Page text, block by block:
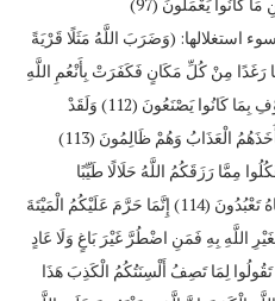
سوء استغلالها: (وَضَرَبَ اللَّهُ مَثَلًا قَرْيَةً
رَغَدًا مِنْ كُلِّ مَكَانٍ فَكَفَرَتْ بِأَنْعُمِ اللَّهِ
فَأَذَاقَهَا اللَّهُ لِبَاسَ الْجُوعِ وَالْخَوْفِ بِمَا كَانُوا يَصْنَعُونَ (112) وَلَقَدْ
الْعَذَابُ وَهُمْ ظَالِمُونَ (113)
مِمَّا رَزَقَكُمُ اللَّهُ حَلَالًا طَيِّبًا
وَاشْكُرُوا نِعْمَةَ اللَّهِ إِنْ كُنْتُمْ إِيَّاهُ تَعْبُدُونَ (114) إِنَّمَا حَرَّمَ عَلَيْكُمُ الْمَيْتَةَ
اللَّهِ بِهِ فَمَنِ اضْطُرَّ غَيْرَ بَاغٍ وَلَا عَادٍ
غَفُورٌ رَحِيمٌ (115) وَلَا تَقُولُوا لِمَا تَصِفُ أَلْسِنَتُكُمُ الْكَذِبَ هَذَا